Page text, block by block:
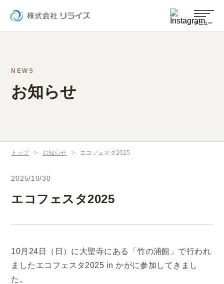
NEWS
お知らせ
トップ > お知らせ > エコフェスタ2025
2025/10/30
エコフェスタ2025
10月24日（日）に大聖寺にある「竹の浦館」で行われ
ましたエコフェスタ2025 in かがに参加してきまし
た。